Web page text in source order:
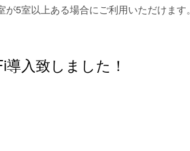
5室以上ある場合にご利用いただけます。
入致しました！